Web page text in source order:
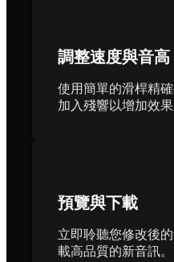
調整速度與音高
使用簡單的滑桿精
加入殘響以增加效
預覽與下載
立即聆聽您修改後
載高品質的新音訊。